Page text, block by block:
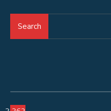
Search